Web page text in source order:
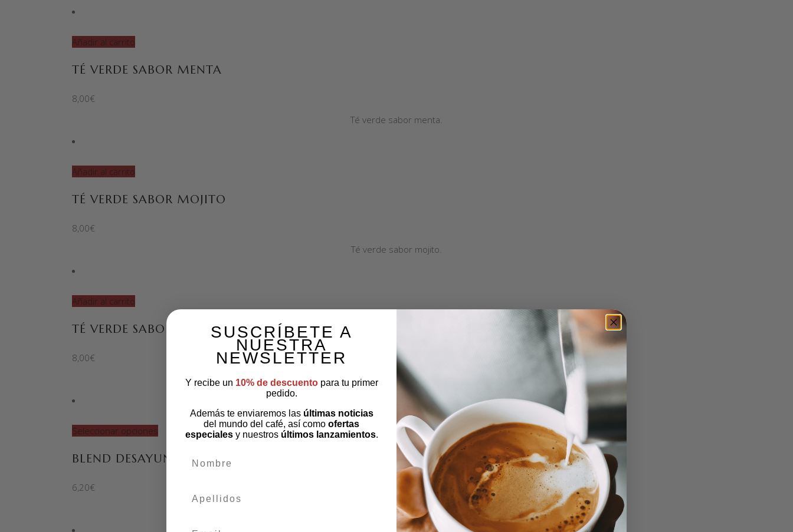
Añadir al carrito
TÉ VERDE SABOR MENTA
8,00€
Té verde sabor menta.
Añadir al carrito
TÉ VERDE SABOR MOJITO
8,00€
Té verde sabor mojito.
Añadir al carrito
TÉ VERDE SABOR PIÑA COLADA
8,00€
Té verde sabor piña colada.
Seleccionar opciones
BLEND DESAYUNO
6,20€
Intenso sabor y aroma frutal.
SUSCRÍBETE A
NUESTRA
NEWSLETTER
Y recibe un 10% de descuentopara tu primer
pedido.
Además te enviaremos las últimas noticias
del mundo del café, así como ofertas
especialesy nuestros últimos lanzamientos.